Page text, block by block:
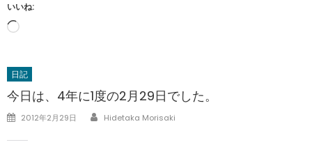
いいね:
読
み
中…
日記
今日は、4年に1度の2月29日でした。
Posted
2012年2月29日 Author
Hidetaka Morisaki